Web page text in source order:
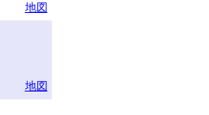
地図
地図